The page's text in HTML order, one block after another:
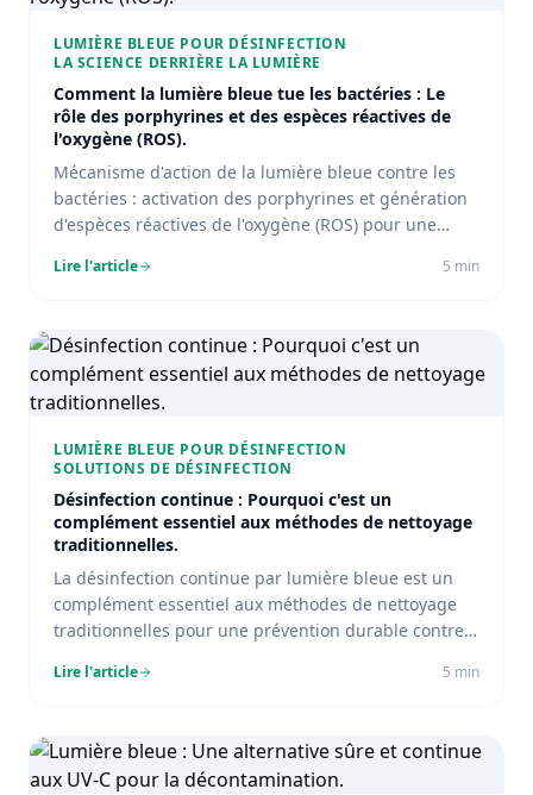
LUMIÈRE BLEUE POUR DÉSINFECTION
LA SCIENCE DERRIÈRE LA LUMIÈRE
Comment la lumière bleue tue les bactéries : Le
rôle des porphyrines et des espèces réactives de
l'oxygène (ROS).
Mécanisme d'action de la lumière bleue contre les
bactéries : activation des porphyrines et génération
d'espèces réactives de l'oxygène (ROS) pour une
Lire l'article 5 min
LUMIÈRE BLEUE POUR DÉSINFECTION
SOLUTIONS DE DÉSINFECTION
Désinfection continue : Pourquoi c'est un
complément essentiel aux méthodes de nettoyage
traditionnelles.
La désinfection continue par lumière bleue est un
complément essentiel aux méthodes de nettoyage
traditionnelles pour une prévention durable contre
Lire l'article 5 min